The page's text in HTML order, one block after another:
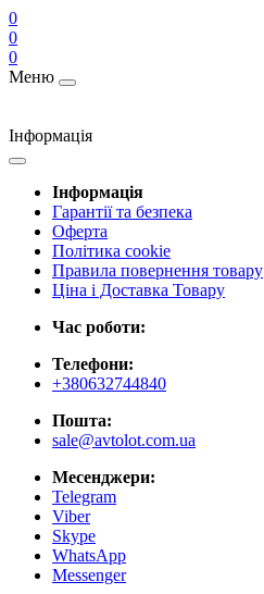
0
0
0
Меню
Інформація
Інформація
Гарантії та безпека
Оферта
Політика cookie
Правила повернення товару
Ціна і Доставка Товару
Час роботи:
Телефони:
+380632744840
Пошта:
sale@avtolot.com.ua
Месенджери:
Telegram
Viber
Skype
WhatsApp
Messenger